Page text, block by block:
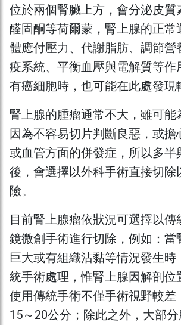
位於兩個腎臟上方，會分泌皮質
醛固酮等荷爾蒙，腎上腺的正常
體應付壓力、代謝脂肪、調節營
疫系統、平衡血壓與電解質等作
有癌細胞時，也可能在此處發現
腎上腺的腫瘤通常不大，雖可能
因為不容易切片判斷良惡，或
或血管方面的併發症，所以多半
後，會選擇以外科手術直接切除
險。
目前腎上腺瘤依狀況可選擇以傳
鏡微創手術進行切除，例如：當
巨大或有組織沾黏等情況發生
統手術處理，惟腎上腺因解剖位
使用傳統手術不僅手術視野較差
15～20公分；除此之外，大部